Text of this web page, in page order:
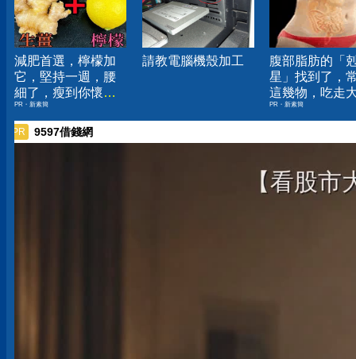
減肥首選，檸檬加
它，堅持一週，腰
細了，瘦到你懷疑
人生
PR・新素簡
請教電腦機殼加工
腹部脂肪的「
星」找到了，
這幾物，吃走
囊，瘦出小蠻
PR・新素簡
PR 9597借錢網